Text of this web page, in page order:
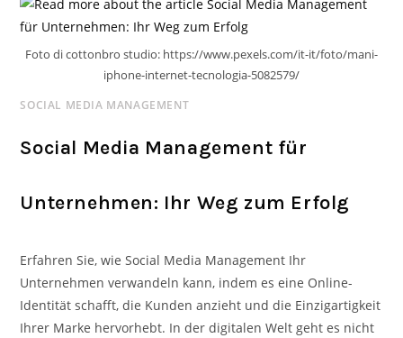
Foto di cottonbro studio: https://www.pexels.com/it-it/foto/mani-
iphone-internet-tecnologia-5082579/
SOCIAL MEDIA MANAGEMENT
Social Media Management für
Unternehmen: Ihr Weg zum Erfolg
Erfahren Sie, wie Social Media Management Ihr
Unternehmen verwandeln kann, indem es eine Online-
Identität schafft, die Kunden anzieht und die Einzigartigkeit
Ihrer Marke hervorhebt. In der digitalen Welt geht es nicht